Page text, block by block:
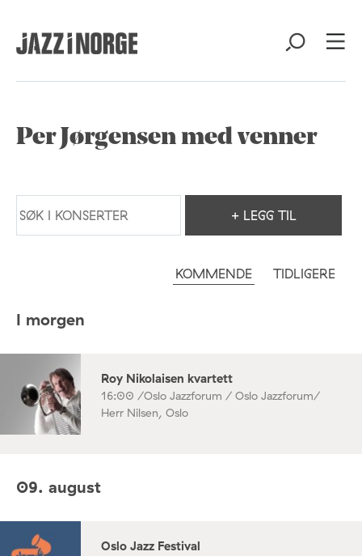
Per Jørgensen med venner
+ LEGG TIL
KOMMENDE TIDLIGERE
I morgen
Roy Nikolaisen kvartett
16:00 /Oslo Jazzforum / Oslo Jazzforum/
Herr Nilsen, Oslo
09. august
Oslo Jazz Festival